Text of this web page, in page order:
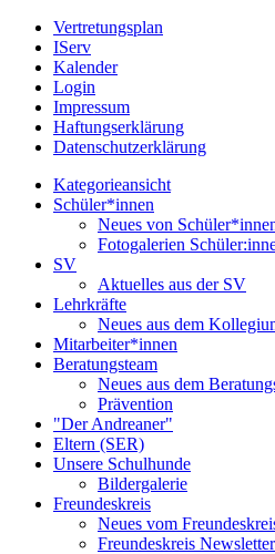
Vertretungsplan
IServ
Kalender
Login
Impressum
Haftungserklärung
Datenschutzerklärung
Kategorieansicht
Schüler*innen
Neues von
Fotogalerien
SV
Aktuelles aus der SV
Lehrkräfte
Neues aus dem
Mitarbeiter*innen
Beratungsteam
Neues aus dem
Prävention
"Der Andreaner"
Eltern (SER)
Unsere Schulhunde
Bildergalerie
Freundeskreis
Neues vom
Freundeskreis